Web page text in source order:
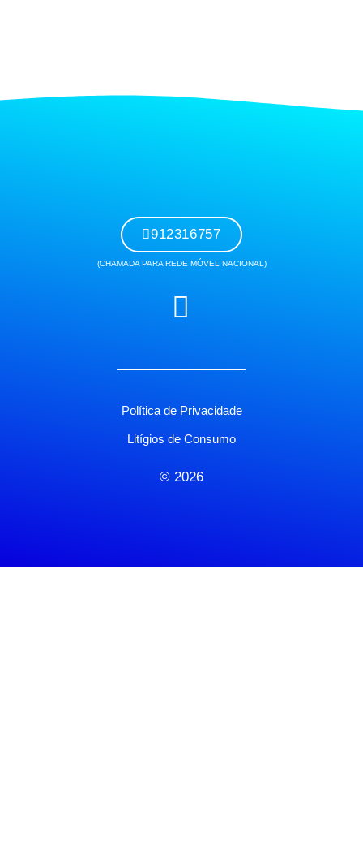
912316757
(CHAMADA PARA REDE MÓVEL NACIONAL)
Política de Privacidade
Litígios de Consumo
© 2026